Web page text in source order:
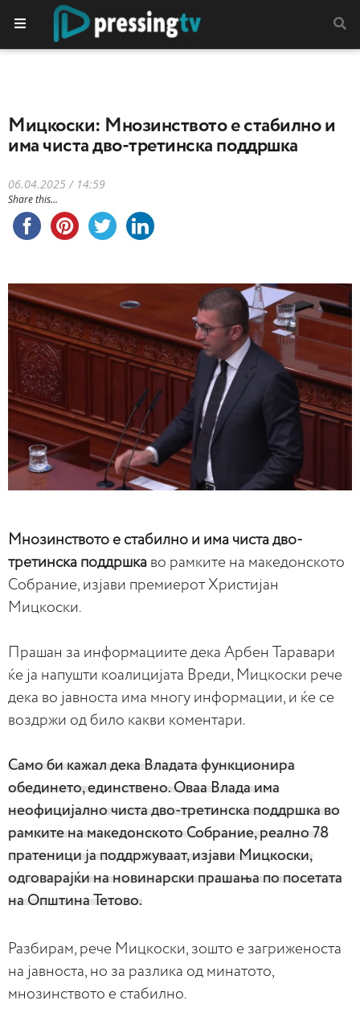
Мицкоски: Мнозинството е стабилно и
има чиста дво-третинска поддршка
06.04.2025 / 14:59
Share this...
Мнозинството е стабилно и има чиста дво-
третинска поддршка во рамките на македонското
Собрание, изјави премиерот Христијан
Мицкоски.
Прашан за информациите дека Арбен Таравари
ќе ја напушти коалицијата Вреди, Мицкоски рече
дека во јавноста има многу информации, и ќе се
воздржи од било какви коментари.
Само би кажал дека Владата функционира
обединето, единствено. Оваа Влада има
неофицијално чиста дво-третинска поддршка во
рамките на македонското Собрание, реално 78
пратеници ја поддржуваат, изјави Мицкоски,
одговарајќи на новинарски прашања по посетата
на Општина Тетово.
Разбирам, рече Мицкоски, зошто е загриженоста
на јавноста, но за разлика од минатото,
мнозинството е стабилно.